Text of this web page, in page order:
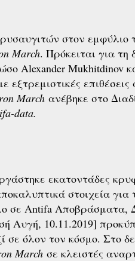
στον εμφύλιο
March. Πρόκειται για τη
Alexander Mukhitdinov
εξτρεμιστικές
March ανέβηκε στο
data.
εκατοντάδες
στοιχεία
σε Antifa Αποβράσματα,
Αυγή, 10.11.2019]
σε όλον τον κόσμο. Στο
March σε κλειστές